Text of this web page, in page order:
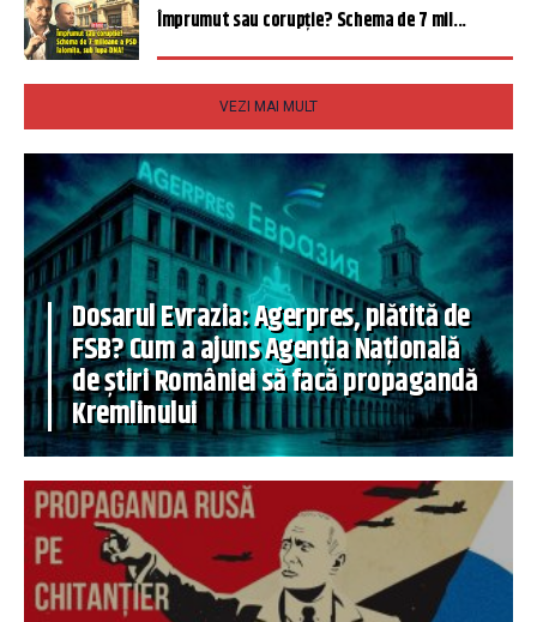
Împrumut sau corupție? Schema de 7 mil...
VEZI MAI MULT
Dosarul Evrazia: Agerpres, plătită de
FSB? Cum a ajuns Agenția Națională
de știri României să facă propagandă
Kremlinului